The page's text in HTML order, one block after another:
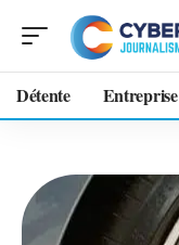
Détente Entreprise